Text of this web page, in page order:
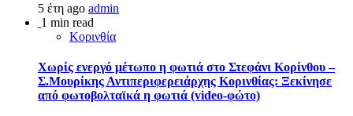
5 έτη ago admin
1 min read
Κορινθία
Χωρίς ενεργό μέτωπο η φωτιά στο Στεφάνι Κορίνθου –
Σ.Μουρίκης Αντιπεριφερειάρχης Κορινθίας: Ξεκίνησε
από φωτοβολταϊκά η φωτιά (video-φώτο)